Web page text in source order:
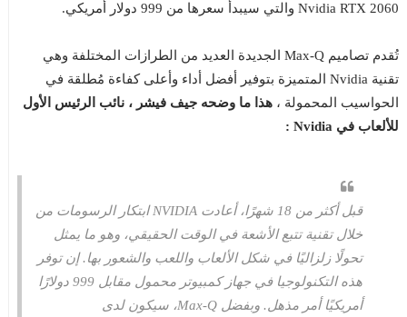
Nvidia RTX 2060 والتي سيبدأ سعرها من 999 دولار أمريكي.
تُقدم تصاميم Max-Q الجديدة العديد من الطرازات المختلفة وهي
تقنية Nvidia المتميزة بتوفير أفضل أداء وأعلى كفاءة مُطلقة في
الحواسيب المحمولة ، هذا ما وضحه جيف فيشر ، نائب الرئيس الأول
للألعاب في Nvidia :
قبل أكثر من 18 شهرًا، أعادت NVIDIA ابتكار الرسومات من
خلال تقنية تتبع الأشعة في الوقت الحقيقي، وهو ما يمثل
تحولًا زلزاليًا في شكل الألعاب واللعب والشعور بها. إن توفر
هذه التكنولوجيا في جهاز كمبيوتر محمول مقابل 999 دولارًا
أمريكيًا أمر مذهل. وبفضل Max-Q، سيكون لدى